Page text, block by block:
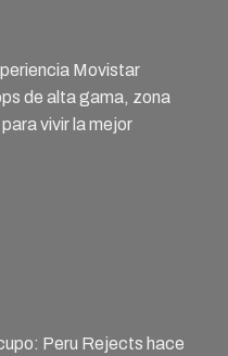
Movistar
de alta gama, zona
vivir la mejor
Peru Rejects hace